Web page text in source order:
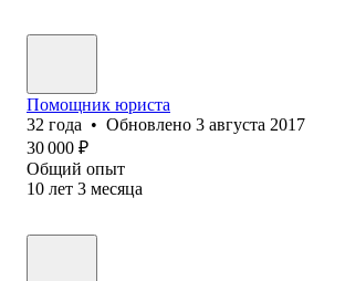
Помощник юриста
32 года • Обновлено 3 августа 2017
30 000 ₽
Общий опыт
10 лет 3 месяца